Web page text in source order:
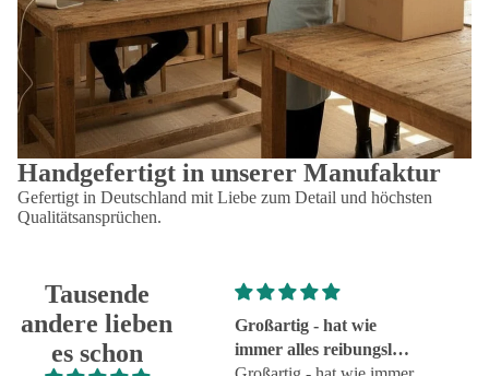
Handgefertigt in unserer Manufaktur
Gefertigt in Deutschland mit Liebe zum Detail und höchsten
Qualitätsansprüchen.
Tausende
andere lieben
es schon
Super!
Super!
Großartig - hat wie
immer alles reibungslos